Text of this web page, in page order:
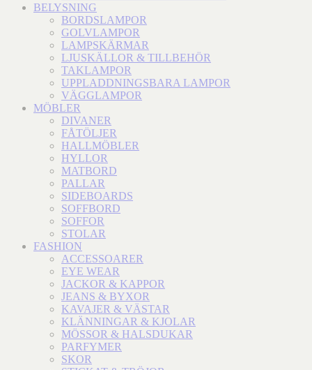
BELYSNING
BORDSLAMPOR
GOLVLAMPOR
LAMPSKÄRMAR
LJUSKÄLLOR & TILLBEHÖR
TAKLAMPOR
UPPLADDNINGSBARA LAMPOR
VÄGGLAMPOR
MÖBLER
DIVANER
FÅTÖLJER
HALLMÖBLER
HYLLOR
MATBORD
PALLAR
SIDEBOARDS
SOFFBORD
SOFFOR
STOLAR
FASHION
ACCESSOARER
EYE WEAR
JACKOR & KAPPOR
JEANS & BYXOR
KAVAJER & VÄSTAR
KLÄNNINGAR & KJOLAR
MÖSSOR & HALSDUKAR
PARFYMER
SKOR